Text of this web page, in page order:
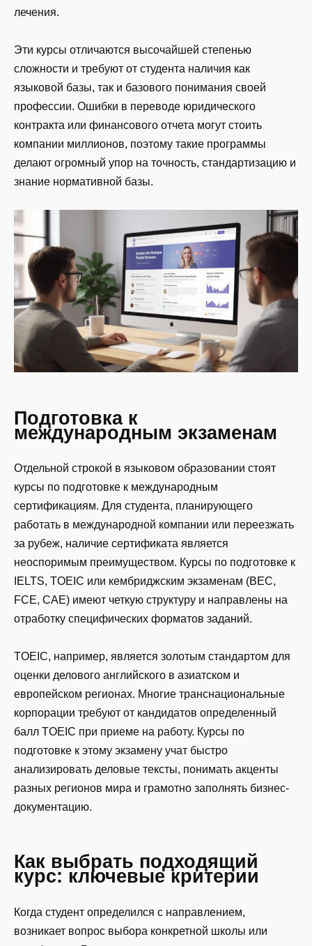
лечения.
Эти курсы отличаются высочайшей степенью
сложности и требуют от студента наличия как
языковой базы, так и базового понимания своей
профессии. Ошибки в переводе юридического
контракта или финансового отчета могут стоить
компании миллионов, поэтому такие программы
делают огромный упор на точность, стандартизацию и
знание нормативной базы.
Подготовка к
международным экзаменам
Отдельной строкой в языковом образовании стоят
курсы по подготовке к международным
сертификациям. Для студента, планирующего
работать в международной компании или переезжать
за рубеж, наличие сертификата является
неоспоримым преимуществом. Курсы по подготовке к
IELTS, TOEIC или кембриджским экзаменам (BEC,
FCE, CAE) имеют четкую структуру и направлены на
отработку специфических форматов заданий.
TOEIC, например, является золотым стандартом для
оценки делового английского в азиатском и
европейском регионах. Многие транснациональные
корпорации требуют от кандидатов определенный
балл TOEIC при приеме на работу. Курсы по
подготовке к этому экзамену учат быстро
анализировать деловые тексты, понимать акценты
разных регионов мира и грамотно заполнять бизнес-
документацию.
Как выбрать подходящий
курс: ключевые критерии
Когда студент определился с направлением,
возникает вопрос выбора конкретной школы или